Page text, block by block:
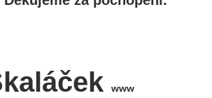
www